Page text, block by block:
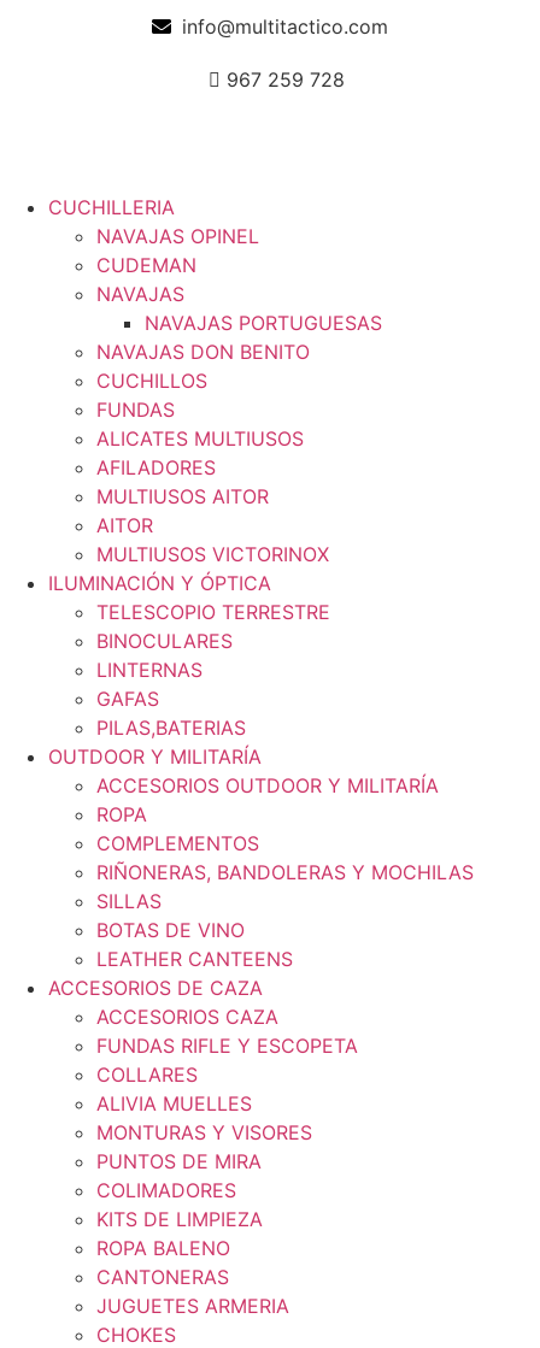
info@multitactico.com
967 259 728
CUCHILLERIA
NAVAJAS OPINEL
CUDEMAN
NAVAJAS
NAVAJAS PORTUGUESAS
NAVAJAS DON BENITO
CUCHILLOS
FUNDAS
ALICATES MULTIUSOS
AFILADORES
MULTIUSOS AITOR
AITOR
MULTIUSOS VICTORINOX
ILUMINACIÓN Y ÓPTICA
TELESCOPIO TERRESTRE
BINOCULARES
LINTERNAS
GAFAS
PILAS,BATERIAS
OUTDOOR Y MILITARÍA
ACCESORIOS OUTDOOR Y MILITARÍA
ROPA
COMPLEMENTOS
RIÑONERAS, BANDOLERAS Y MOCHILAS
SILLAS
BOTAS DE VINO
LEATHER CANTEENS
ACCESORIOS DE CAZA
ACCESORIOS CAZA
FUNDAS RIFLE Y ESCOPETA
COLLARES
ALIVIA MUELLES
MONTURAS Y VISORES
PUNTOS DE MIRA
COLIMADORES
KITS DE LIMPIEZA
ROPA BALENO
CANTONERAS
JUGUETES ARMERIA
CHOKES